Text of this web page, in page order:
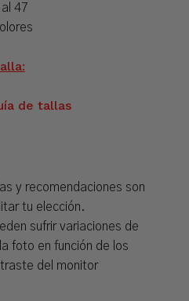
47
de tallas
y recomendaciones son
tu elección.
sufrir variaciones de
foto en función de los
del monitor